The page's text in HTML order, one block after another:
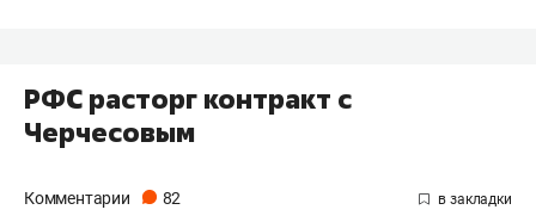
РФС расторг контракт с
Черчесовым
Комментарии 82